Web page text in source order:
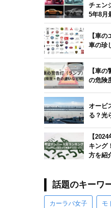
チェン
5年8月
【車
車の珍
【車
の危険
オービ
る？光
【
キング
方を紹
話題のキーワ
カーラバ女子 モ